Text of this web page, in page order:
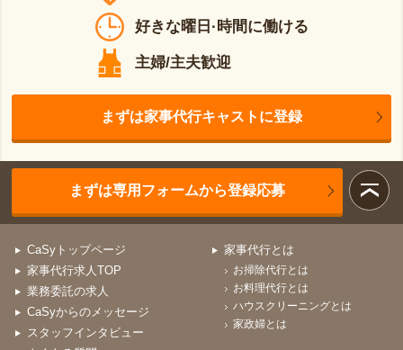
好きな曜日·時間に働ける
主婦/主夫歓迎
まずは家事代行キャストに登録
まずは専用フォームから登録応募
CaSyトップページ
家事代行求人TOP
業務委託の求人
CaSyからのメッセージ
スタッフインタビュー
家事代行とは
お掃除代行とは
お料理代行とは
ハウスクリーニングとは
家政婦とは